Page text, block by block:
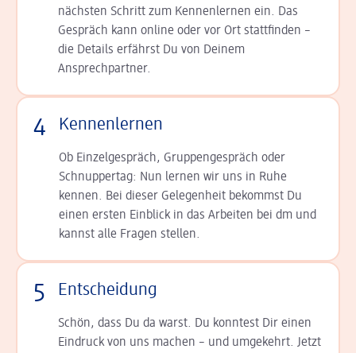
nächsten Schritt zum Kennen­lernen ein. Das
Gespräch kann online oder vor Ort statt­finden –
die Details er­fährst Du von Deinem
Ansprechpartner.
4 Kennenlernen
Ob Einzelgespräch, Grup­pen­gespräch oder
Schnup­per­tag: Nun lernen wir uns in Ruhe
kennen. Bei dieser Gelegenheit bekommst Du
einen ersten Einblick in das Arbeiten bei dm und
kannst alle Fragen stellen.
5 Entscheidung
Schön, dass Du da warst. Du konntest Dir einen
Ein­druck von uns machen – und umgekehrt. Jetzt